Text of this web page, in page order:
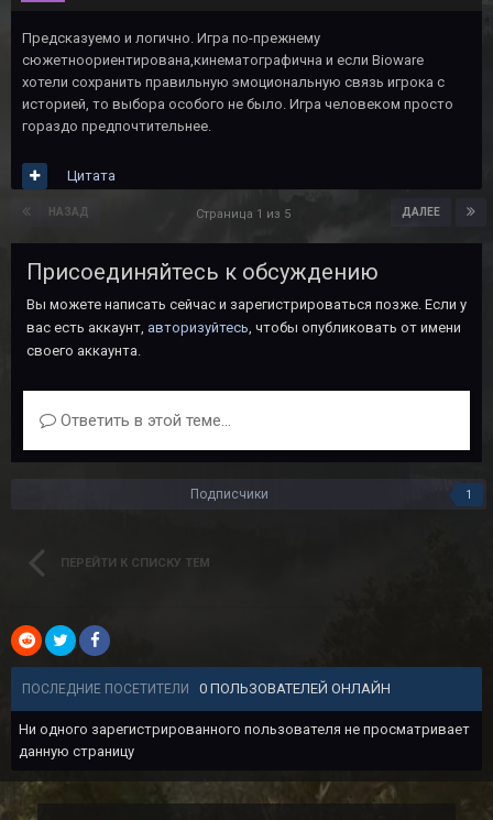
Предсказуемо и логично. Игра по-прежнему
сюжетноориентирована,кинематографична и если Bioware
хотели сохранить правильную эмоциональную связь игрока с
историей, то выбора особого не было. Игра человеком просто
гораздо предпочтительнее.
Цитата
НАЗАД ДАЛЕЕ
Страница 1 из 5
Присоединяйтесь к обсуждению
Вы можете написать сейчас и зарегистрироваться позже. Если у
вас есть аккаунт, авторизуйтесь, чтобы опубликовать от имени
своего аккаунта.
Ответить в этой теме...
Подписчики 1
ПЕРЕЙТИ К СПИСКУ ТЕМ
ПОСЛЕДНИЕ ПОСЕТИТЕЛИ 0 ПОЛЬЗОВАТЕЛЕЙ ОНЛАЙН
Ни одного зарегистрированного пользователя не просматривает
данную страницу